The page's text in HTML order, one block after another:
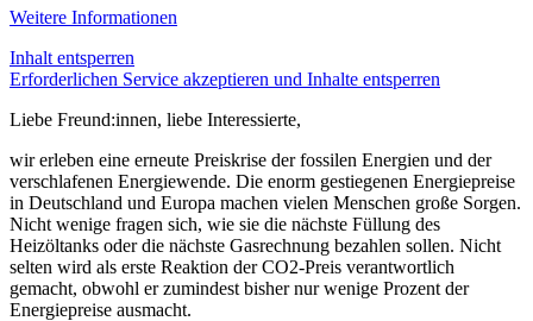
Weitere Informationen
Inhalt entsperren
Erforderlichen Service akzeptieren und Inhalte entsperren
Liebe Freund:innen, liebe Interessierte,
wir erleben eine erneute Preiskrise der fossilen Energien und der
verschlafenen Energiewende. Die enorm gestiegenen Energiepreise
in Deutschland und Europa machen vielen Menschen große Sorgen.
Nicht wenige fragen sich, wie sie die nächste Füllung des
Heizöltanks oder die nächste Gasrechnung bezahlen sollen. Nicht
selten wird als erste Reaktion der CO2-Preis verantwortlich
gemacht, obwohl er zumindest bisher nur wenige Prozent der
Energiepreise ausmacht.